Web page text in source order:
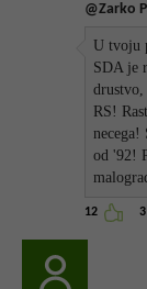
@Zarko
U tvoju
SDA je
RS!
od '92!
12 3